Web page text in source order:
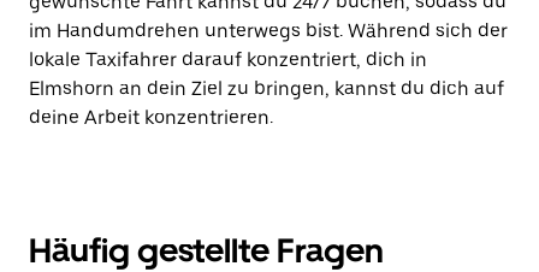
im Handumdrehen unterwegs bist. Während sich der
lokale Taxifahrer darauf konzentriert, dich in
Elmshorn an dein Ziel zu bringen, kannst du dich auf
deine Arbeit konzentrieren.
Häufig gestellte Fragen